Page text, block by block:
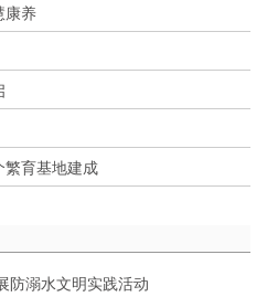
康养
繁育基地建成
防溺水文明实践活动